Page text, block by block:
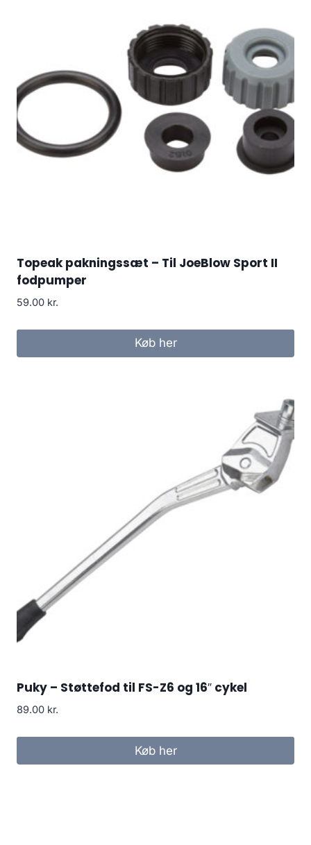
Topeak pakningssæt – Til JoeBlow Sport II
fodpumper
59.00 kr.
Køb her
Puky – Støttefod til FS-Z6 og 16″ cykel
89.00 kr.
Køb her